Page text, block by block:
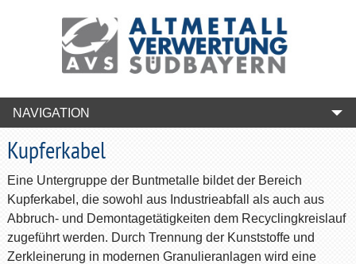
NAVIGATION
Kupferkabel
Eine Untergruppe der Buntmetalle bildet der Bereich
Kupferkabel, die sowohl aus Industrieabfall als auch aus
Abbruch- und Demontagetätigkeiten dem Recyclingkreislauf
zugeführt werden. Durch Trennung der Kunststoffe und
Zerkleinerung in modernen Granulieranlagen wird eine